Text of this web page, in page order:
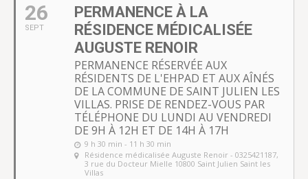
26
SEPT
PERMANENCE À LA
RÉSIDENCE MÉDICALISÉE
AUGUSTE RENOIR
PERMANENCE RÉSERVÉE AUX
RÉSIDENTS DE L'EHPAD ET AUX AÎNÉS
DE LA COMMUNE DE SAINT JULIEN LES
VILLAS. PRISE DE RENDEZ-VOUS PAR
TÉLÉPHONE DU LUNDI AU VENDREDI
DE 9H À 12H ET DE 14H À 17H
9 h 30 min - 11 h 30 min
Résidence médicalisée Auguste Renoir - 0325421187,
3 rue du Docteur Mielle 10800 Saint Julien Saint les
Villas